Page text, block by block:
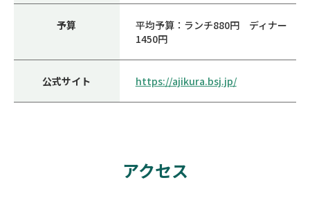
予算
平均予算：ランチ880円 ディナー
1450円
公式サイト https://ajikura.bsj.jp/
アクセス